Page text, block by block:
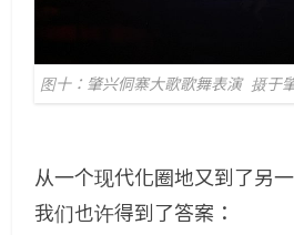
图十：肇兴侗寨大歌歌舞表演 摄于
从一个现代化圈地又到了另
我们也许得到了答案：